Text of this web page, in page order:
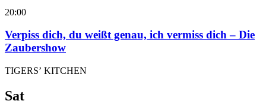
20:00
Verpiss dich, du weißt genau, ich vermiss dich – Die
Zaubershow
TIGERS’ KITCHEN
Sat